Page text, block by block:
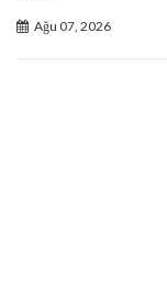
Ağu 07, 2026